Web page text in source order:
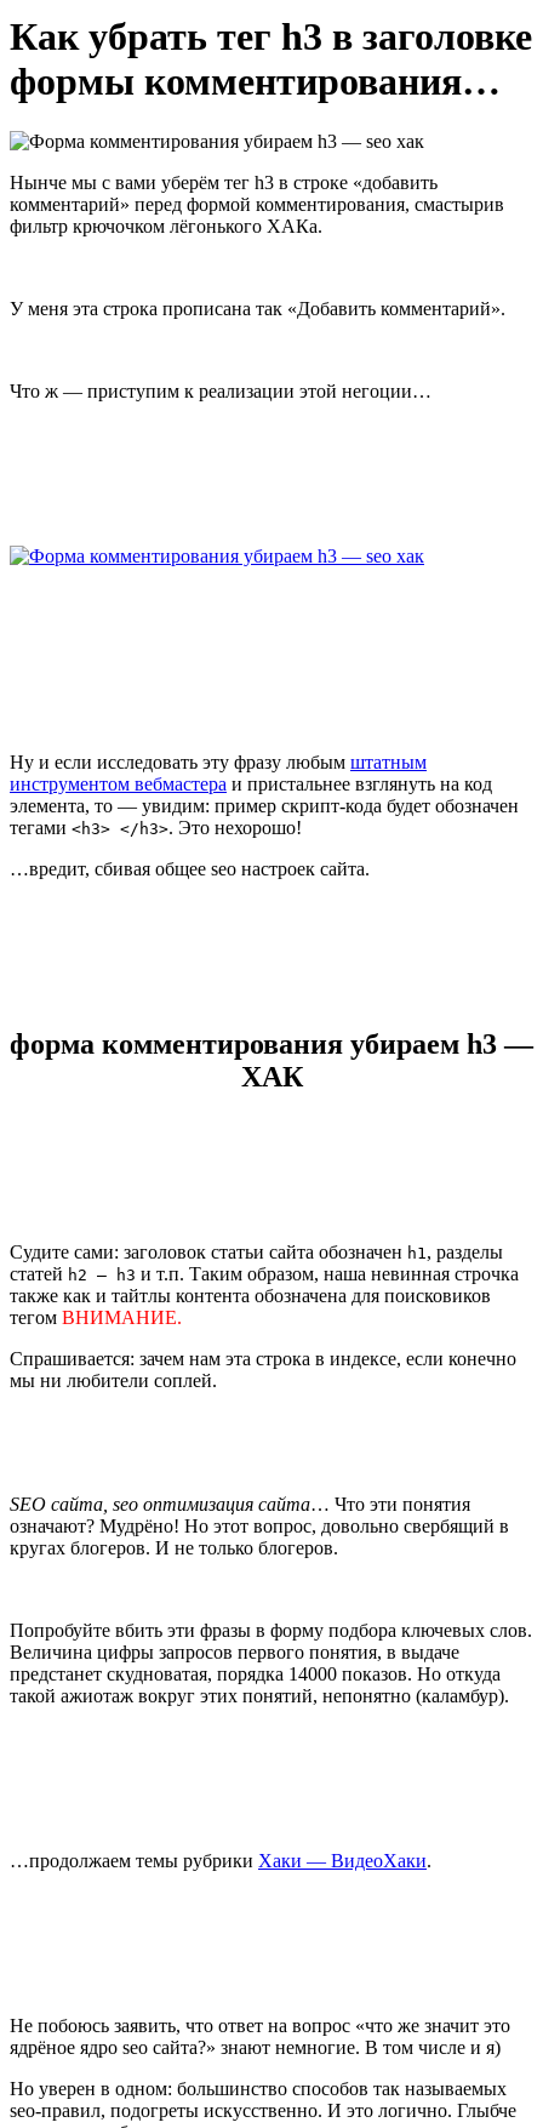
Как убрать тег h3 в заголовке
формы комментирования…
Нынче мы с вами уберём тег h3 в строке «добавить
комментарий» перед формой комментирования, смастырив
фильтр крючочком лёгонького ХАКа.
У меня эта строка прописана так «Добавить комментарий».
Что ж — приступим к реализации этой негоции…
Ну и если исследовать эту фразу любым штатным
инструментом вебмастера и пристальнее взглянуть на код
элемента, то — увидим: пример скрипт-кода будет обозначен
тегами <h3> </h3>. Это нехорошо!
…вредит, сбивая общее seo настроек сайта.
форма комментирования убираем h3 —
ХАК
Судите сами: заголовок статьи сайта обозначен h1 , разделы
статей h2 – h3 и т.п. Таким образом, наша невинная строчка
также как и тайтлы контента обозначена для поисковиков
тегом ВНИМАНИЕ.
Спрашивается: зачем нам эта строка в индексе, если конечно
мы ни любители соплей.
SEO сайта, seo оптимизация сайта… Что эти понятия
означают? Мудрёно! Но этот вопрос, довольно свербящий в
кругах блогеров. И не только блогеров.
Попробуйте вбить эти фразы в форму подбора ключевых слов.
Величина цифры запросов первого понятия, в выдаче
предстанет скудноватая, порядка 14000 показов. Но откуда
такой ажиотаж вокруг этих понятий, непонятно (каламбур).
…продолжаем темы рубрики Хаки — ВидеоХаки.
Не побоюсь заявить, что ответ на вопрос «что же значит это
ядрёное ядро seo сайта?» знают немногие. В том числе и я)
Но уверен в одном: большинство способов так называемых
seo-правил, подогреты искусственно. И это логично. Глыбче